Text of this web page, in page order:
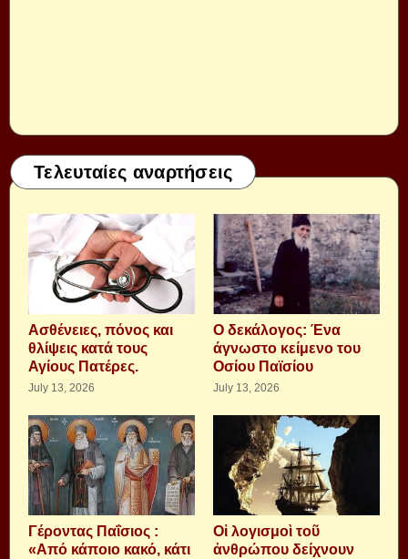
Τελευταίες αναρτήσεις
Aσθένειες, πόνος και
θλίψεις κατά τους
Αγίους Πατέρες.
July 13, 2026
Ο δεκάλογος: Ένα
άγνωστο κείμενο του
Οσίου Παϊσίου
July 13, 2026
Γέροντας Παΐσιος :
«Από κάποιο κακό, κάτι
Οἱ λογισμοὶ τοῦ
ἀνθρώπου δείχνουν